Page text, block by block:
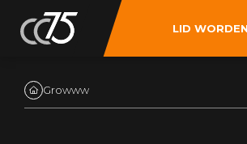
LID WORDEN
Growww